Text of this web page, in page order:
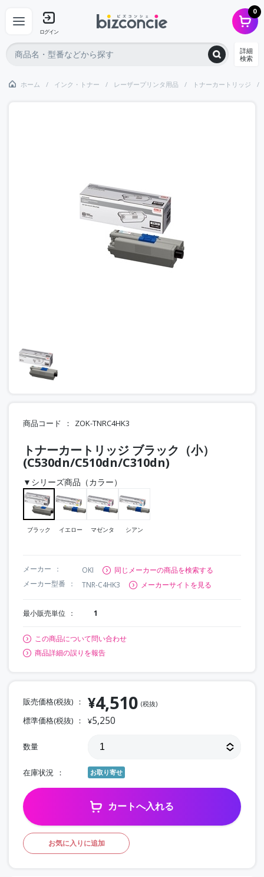
ログイン
0
詳細
検索
ホーム インク・トナー レーザープリンタ用品 トナーカートリッジ
商品コード ZOK-TNRC4HK3
トナーカートリッジ ブラック（小）
(C530dn/C510dn/C310dn)
▼シリーズ商品（カラー）
ブラック イエロー マゼンタ シアン
メーカー OKI
同じメーカーの商品を検索する
メーカー型番
TNR-C4HK3 メーカーサイトを見る
最小販売単位 1
この商品について問い合わせ
商品詳細の誤りを報告
販売価格(税抜) ¥4,510 (税抜)
標準価格(税抜) ¥5,250
数量
在庫状況 お取り寄せ
カートへ入れる
お気に入りに追加